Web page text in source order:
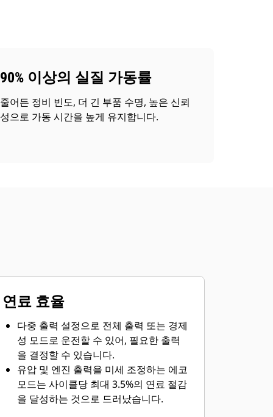
90% 이상의 실질 가동률
줄어든 정비 빈도, 더 긴 부품 수명, 높은 신뢰
성으로 가동 시간을 높게 유지합니다.
연료 효율
다중 출력 설정으로 전체 출력 또는 경제
성 모드로 운전할 수 있어, 필요한 출력
을 결정할 수 있습니다.
유압 및 엔진 출력을 미세 조정하는 에코
모드는 사이클당 최대 3.5%의 연료 절감
을 달성하는 것으로 드러났습니다.